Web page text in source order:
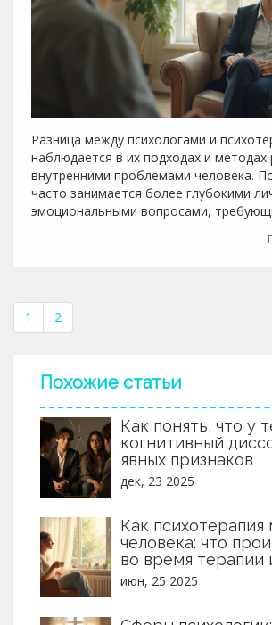
Разница между психологами и
наблюдается в их подходах и
внутренними проблемами человека.
часто занимается более глубокими
эмоциональными вопросами,
проблемы проявляются в виде
данной статье мы рассмотрим, как
нужна консультация психотерапевта,
и какие признаки указывают на
1 2
Похожие статьи
Как понять, что у
когнитивный
явных признаков
дек, 23 2025
Как психотерапия
человека: что
во время терапии
июн, 25 2025